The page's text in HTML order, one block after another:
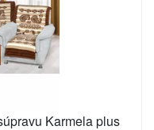
Karmela plus